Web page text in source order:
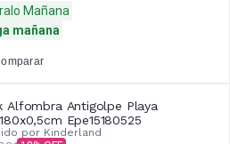
Mañana
mañana
Alfombra Antigolpe Playa
Epe15180525
por Kinderland